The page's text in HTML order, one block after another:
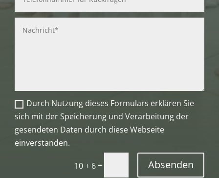
Durch Nutzung dieses Formulars erklären Sie
sich mit der Speicherung und Verarbeitung der
gesendeten Daten durch diese Webseite
einverstanden.
10 + 6 = Absenden